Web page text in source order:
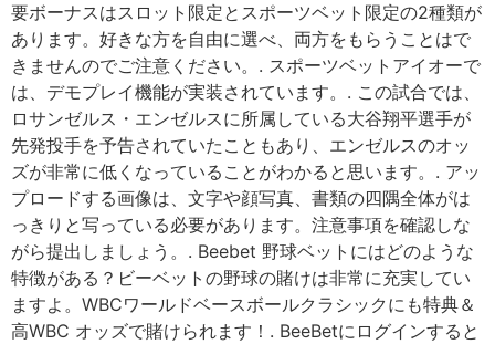
要ボーナスはスロット限定とスポーツベット限定の2種類が
あります。好きな方を自由に選べ、両方をもらうことはで
きませんのでご注意ください。. スポーツベットアイオーで
は、デモプレイ機能が実装されています。. この試合では、
ロサンゼルス・エンゼルスに所属している大谷翔平選手が
先発投手を予告されていたこともあり、エンゼルスのオッ
ズが非常に低くなっていることがわかると思います。. アッ
プロードする画像は、文字や顔写真、書類の四隅全体がは
っきりと写っている必要があります。注意事項を確認しな
がら提出しましょう。. Beebet 野球ベットにはどのような
特徴がある？ビーベットの野球の賭けは非常に充実してい
ますよ。WBCワールドベースボールクラシックにも特典＆
高WBC オッズで賭けられます！. BeeBetにログインすると